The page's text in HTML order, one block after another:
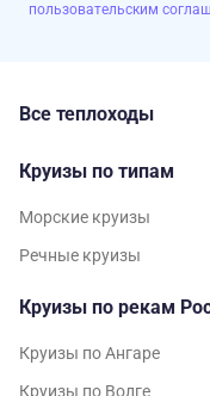
пользовательским
Все теплоходы
Круизы по типам
Морские круизы
Речные круизы
Круизы по рекам
Круизы по Ангаре
Круизы по Волге